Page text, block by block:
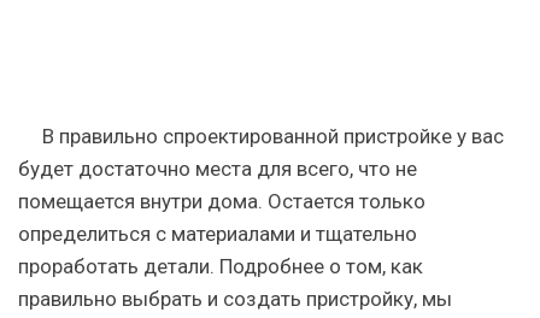
В правильно спроектированной пристройке у вас
будет достаточно места для всего, что не
помещается внутри дома. Остается только
определиться с материалами и тщательно
проработать детали. Подробнее о том, как
правильно выбрать и создать пристройку, мы